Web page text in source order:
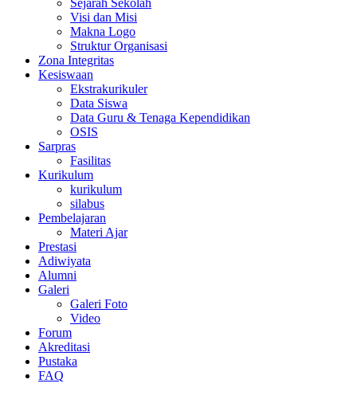
Visi dan Misi
Makna Logo
Struktur Organisasi
Zona Integritas
Kesiswaan
Ekstrakurikuler
Data Siswa
Data Guru & Tenaga Kependidikan
OSIS
Sarpras
Fasilitas
Kurikulum
kurikulum
silabus
Pembelajaran
Materi Ajar
Prestasi
Adiwiyata
Alumni
Galeri
Galeri Foto
Video
Forum
Akreditasi
Pustaka
FAQ